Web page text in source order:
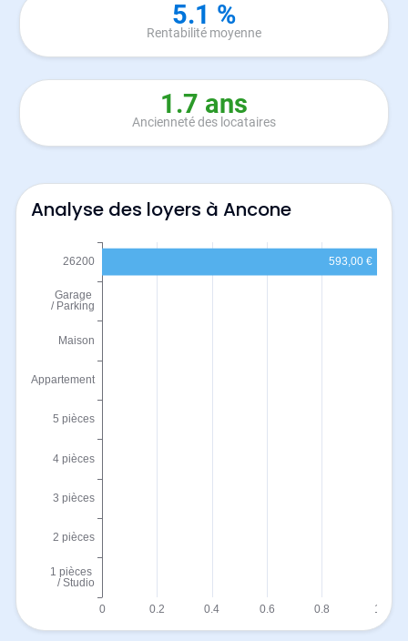
5.1 %
Rentabilité moyenne
1.7 ans
Ancienneté des locataires
Analyse des loyers à Ancone